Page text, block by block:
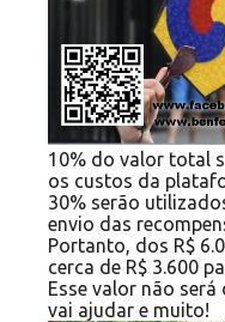
10% do valor total
os custos da
30% serão
envio das
Portanto, dos R$
cerca de R$ 3.600
Esse valor não
vai ajudar e muito!